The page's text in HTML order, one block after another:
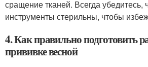
сращение тканей. Всегда убедитесь,
инструменты стерильны, чтобы
4. Как правильно подготовить
прививке весной